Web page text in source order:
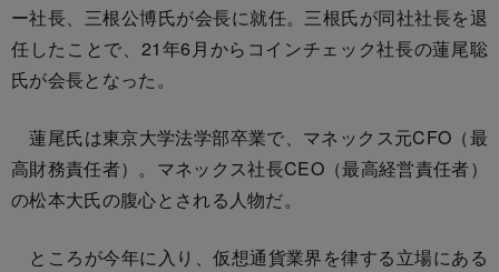
ー社長、三根公博氏が会長に就任。三根氏が同社社長を退
任したことで、21年6月からコインチェック社長の蓮尾聡
氏が会長となった。
蓮尾氏は東京大学法学部卒業で、マネックス元CFO（最
高財務責任者）。マネックス社長CEO（最高経営責任者）
の松本大氏の腹心とされる人物だ。
ところが今年に入り、仮想通貨業界を律する立場にある